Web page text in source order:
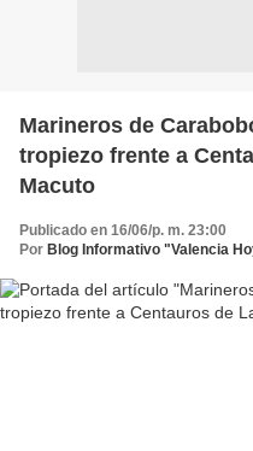
Marineros de
tropiezo frente a
Macuto
Publicado en 16/06/p. m. 23:00
Por Blog Informativo "Valencia